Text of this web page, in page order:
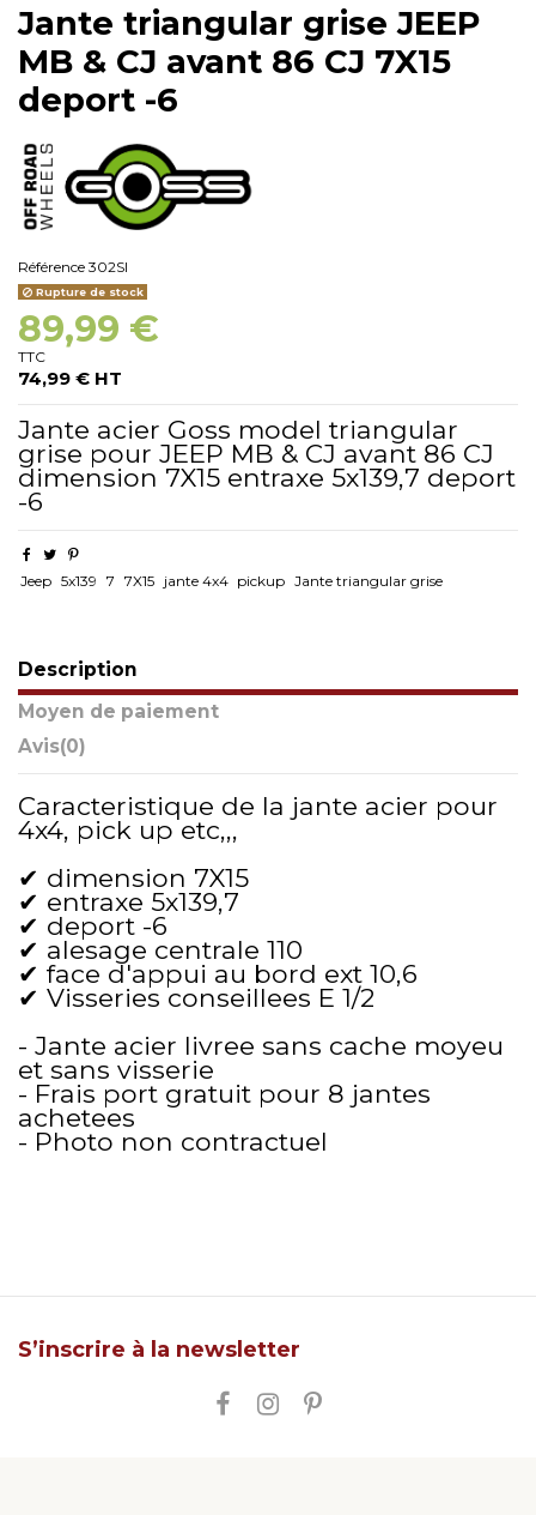
Jante triangular grise JEEP
MB & CJ avant 86 CJ 7X15
deport -6
Référence 302SI
Rupture de stock
89,99 €
TTC
74,99 € HT
Jante acier Goss model triangular
grise pour JEEP MB & CJ avant 86 CJ
dimension 7X15 entraxe 5x139,7 deport
-6
Jeep 5x139 7 7X15 jante 4x4 pickup Jante triangular grise
Description
Moyen de paiement
Avis(0)
Caracteristique de la jante acier pour
4x4, pick up etc,,,
✔ dimension 7X15
✔ entraxe 5x139,7
✔ deport -6
✔ alesage centrale 110
✔ face d'appui au bord ext 10,6
✔ Visseries conseillees E 1/2
- Jante acier livree sans cache moyeu
et sans visserie
- Frais port gratuit pour 8 jantes
achetees
- Photo non contractuel
S’inscrire à la newsletter